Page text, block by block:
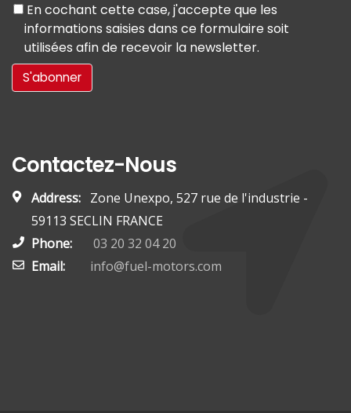
En cochant cette case, j'accepte que les
informations saisies dans ce formulaire soit
utilisées afin de recevoir la newsletter.
Contactez-Nous
Address: Zone Unexpo, 527 rue de l'industrie -
59113 SECLIN FRANCE
Phone:
03 20 32 04 20
Email:
info@fuel-motors.com